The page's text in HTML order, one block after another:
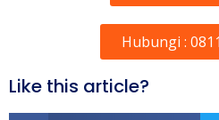
Hubungi :
Like this article?